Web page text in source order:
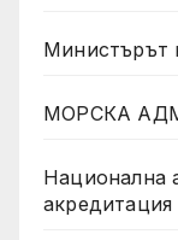
Министърът
МОРСКА
Национална
акредитация